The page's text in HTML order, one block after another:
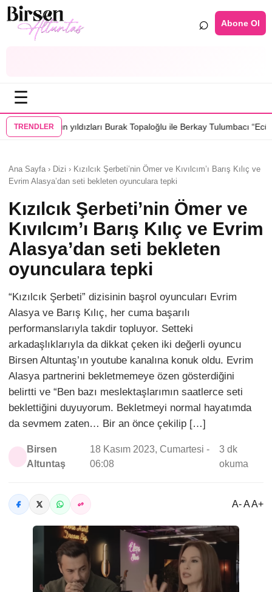
⌕ Abone Ol
☰
TRENDLER
Burak Topaloğlu ile Berkay Tulumbacı “Ecünni” filminde buluştu•
Ana Sayfa › Dizi › Kızılcık Şerbeti’nin Ömer ve Kıvılcım’ı Barış Kılıç ve
Evrim Alasya’dan seti bekleten oyunculara tepki
Kızılcık Şerbeti’nin Ömer ve
Kıvılcım’ı Barış Kılıç ve Evrim
Alasya’dan seti bekleten
oyunculara tepki
“Kızılcık Şerbeti” dizisinin başrol oyuncuları Evrim
Alasya ve Barış Kılıç, her cuma başarılı
performanslarıyla takdir topluyor. Setteki
arkadaşlıklarıyla da dikkat çeken iki değerli oyuncu
Birsen Altuntaş’ın youtube kanalına konuk oldu. Evrim
Alasya partnerini bekletmemeye özen gösterdiğini
belirtti ve “Ben bazı meslektaşlarımın saatlerce seti
beklettiğini duyuyorum. Bekletmeyi normal hayatımda
da sevmem zaten… Bir an önce çekilip […]
Birsen
Altuntaş
18 Kasım 2023, Cumartesi -
06:08
3 dk
okuma
A- A A+